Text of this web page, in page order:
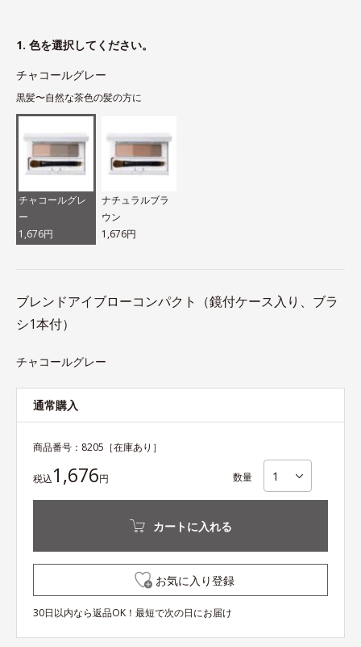
1. 色を選択してください。
チャコールグレー
黒髪〜自然な茶色の髪の方に
チャコールグレ
ー
1,676円
ナチュラルブラ
ウン
1,676円
ブレンドアイブローコンパクト（鏡付ケース入り、ブラ
シ1本付）
チャコールグレー
通常購入
商品番号： 8205 ［在庫あり］
税込1,676円 数量
カートに入れる
お気に入り登録
30日以内なら返品OK！最短で次の日にお届け